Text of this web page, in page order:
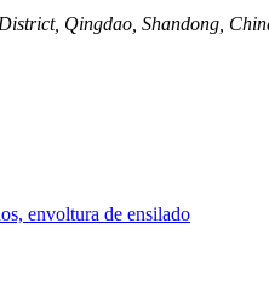
Qingdao, Shandong,
envoltura de ensilado